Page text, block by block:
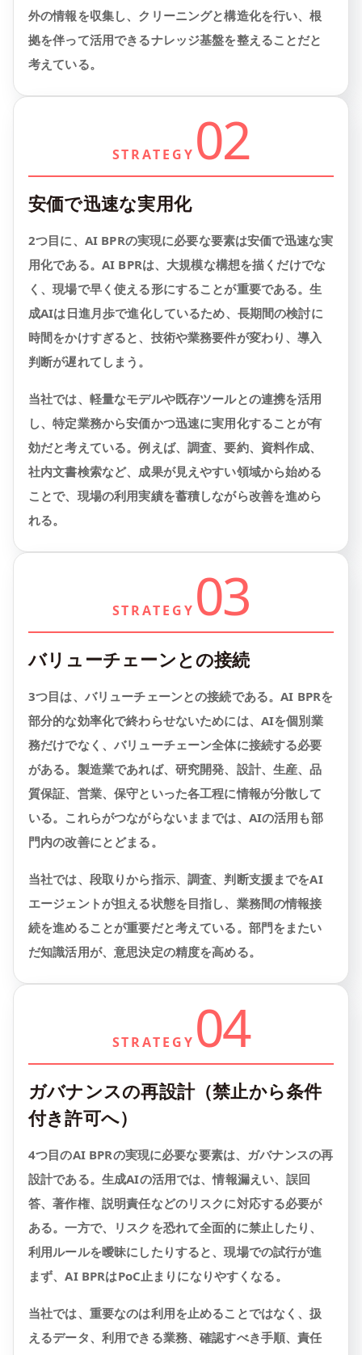
外の情報を収集し、クリーニングと構造化を行い、根
拠を伴って活用できるナレッジ基盤を整えることだと
考えている。
STRATEGY 02
安価で迅速な実用化
2つ目に、AI BPRの実現に必要な要素は安価で迅速な実
用化である。AI BPRは、大規模な構想を描くだけでな
く、現場で早く使える形にすることが重要である。生
成AIは日進月歩で進化しているため、長期間の検討に
時間をかけすぎると、技術や業務要件が変わり、導入
判断が遅れてしまう。
当社では、軽量なモデルや既存ツールとの連携を活用
し、特定業務から安価かつ迅速に実用化することが有
効だと考えている。例えば、調査、要約、資料作成、
社内文書検索など、成果が見えやすい領域から始める
ことで、現場の利用実績を蓄積しながら改善を進めら
れる。
STRATEGY 03
バリューチェーンとの接続
3つ目は、バリューチェーンとの接続である。AI BPRを
部分的な効率化で終わらせないためには、AIを個別業
務だけでなく、バリューチェーン全体に接続する必要
がある。製造業であれば、研究開発、設計、生産、品
質保証、営業、保守といった各工程に情報が分散して
いる。これらがつながらないままでは、AIの活用も部
門内の改善にとどまる。
当社では、段取りから指示、調査、判断支援までをAI
エージェントが担える状態を目指し、業務間の情報接
続を進めることが重要だと考えている。部門をまたい
だ知識活用が、意思決定の精度を高める。
STRATEGY 04
ガバナンスの再設計（禁止から条件
付き許可へ）
4つ目のAI BPRの実現に必要な要素は、ガバナンスの再
設計である。生成AIの活用では、情報漏えい、誤回
答、著作権、説明責任などのリスクに対応する必要が
ある。一方で、リスクを恐れて全面的に禁止したり、
利用ルールを曖昧にしたりすると、現場での試行が進
まず、AI BPRはPoC止まりになりやすくなる。
当社では、重要なのは利用を止めることではなく、扱
えるデータ、利用できる業務、確認すべき手順、責任